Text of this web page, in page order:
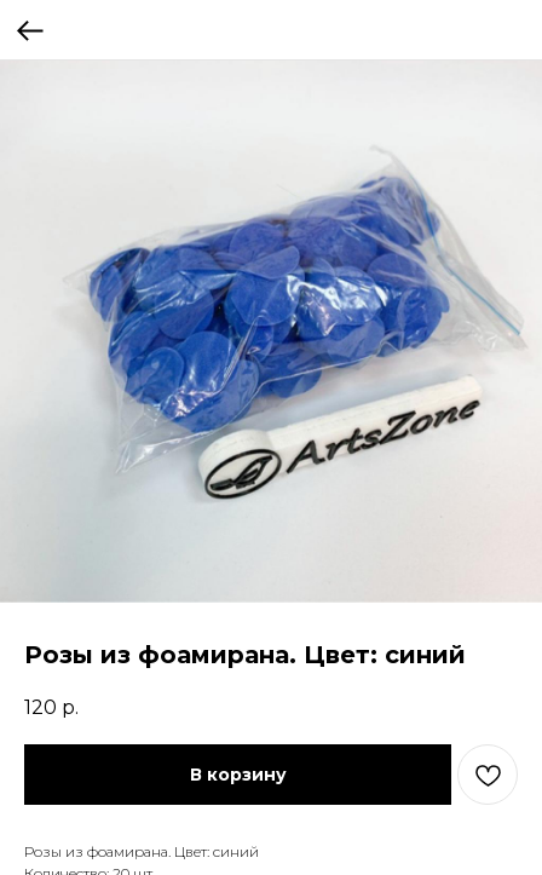
Розы из фоамирана. Цвет: синий
120 р.
В корзину
Розы из фоамирана. Цвет: синий